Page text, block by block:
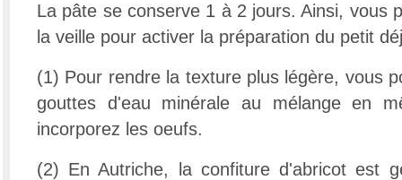
La pâte se conserve 1 à 2 jours. Ainsi, vous
la veille pour activer la préparation du petit
(1) Pour rendre la texture plus légère, vous
gouttes d'eau minérale au mélange en
incorporez les oeufs.
(2) En Autriche, la confiture d'abricot est